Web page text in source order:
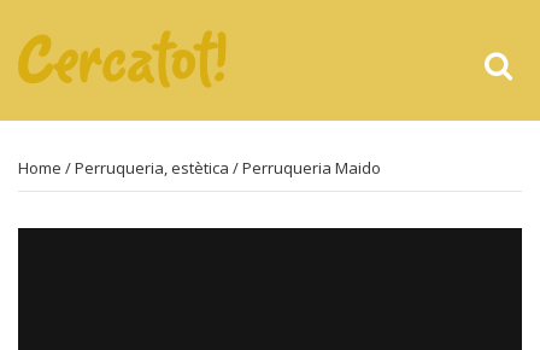
Home /Perruqueria, estètica / Perruqueria Maido